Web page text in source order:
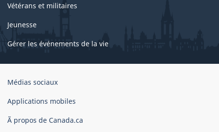
Vétérans et militaires
Jeunesse
Gérer les événements de la vie
Organisation
gouvernement
Canada
Médias sociaux
Applications mobiles
Ã propos de Canada.ca